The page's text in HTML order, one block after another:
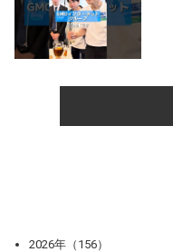
2026年（156）